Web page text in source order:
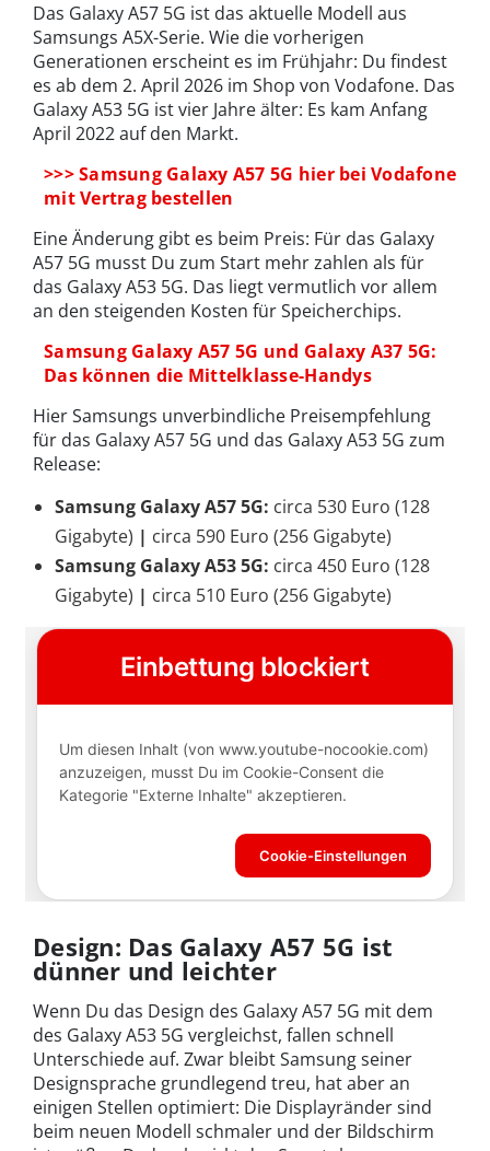
Das Galaxy A57 5G ist das aktuelle Modell aus
Samsungs A5X-Serie. Wie die vorherigen
Generationen erscheint es im Frühjahr: Du findest
es ab dem 2. April 2026 im Shop von Vodafone. Das
Galaxy A53 5G ist vier Jahre älter: Es kam Anfang
April 2022 auf den Markt.
>>> Samsung Galaxy A57 5G hier bei Vodafone
mit Vertrag bestellen
Eine Änderung gibt es beim Preis: Für das Galaxy
A57 5G musst Du zum Start mehr zahlen als für
das Galaxy A53 5G. Das liegt vermutlich vor allem
an den steigenden Kosten für Speicherchips.
Samsung Galaxy A57 5G und Galaxy A37 5G:
Das können die Mittelklasse-Handys
Hier Samsungs unverbindliche Preisempfehlung
für das Galaxy A57 5G und das Galaxy A53 5G zum
Release:
Samsung Galaxy A57 5G: circa 530 Euro (128
Gigabyte) | circa 590 Euro (256 Gigabyte)
Samsung Galaxy A53 5G: circa 450 Euro (128
Gigabyte) | circa 510 Euro (256 Gigabyte)
Design: Das Galaxy A57 5G ist
dünner und leichter
Wenn Du das Design des Galaxy A57 5G mit dem
des Galaxy A53 5G vergleichst, fallen schnell
Unterschiede auf. Zwar bleibt Samsung seiner
Designsprache grundlegend treu, hat aber an
einigen Stellen optimiert: Die Displayränder sind
beim neuen Modell schmaler und der Bildschirm